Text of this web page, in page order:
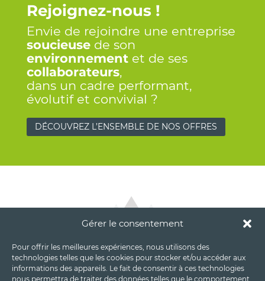
Gérer le consentement
Pour offrir les meilleures expériences, nous utilisons des
technologies telles que les cookies pour stocker et/ou accéder aux
informations des appareils. Le fait de consentir à ces technologies
nous permettra de traiter des données telles que le comportement
Rejoignez-nous !
Envie de rejoindre une entreprise
soucieusede son
environnementet de ses
collaborateurs,
dans un cadre performant,
évolutif et convivial ?
DÉCOUVREZ L’ENSEMBLE DE NOS OFFRES